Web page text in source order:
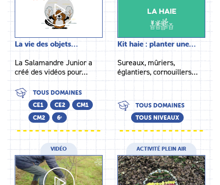
La vie des objets…
La Salamandre Junior a
créé des vidéos pour…
TOUS DOMAINES
CE1
CE2
CM1
CM2
6ᵉ
Kit haie : planter une…
Sureaux, mûriers,
églantiers, cornouillers…
TOUS DOMAINES
TOUS NIVEAUX
VIDÉO ACTIVITÉ PLEIN AIR